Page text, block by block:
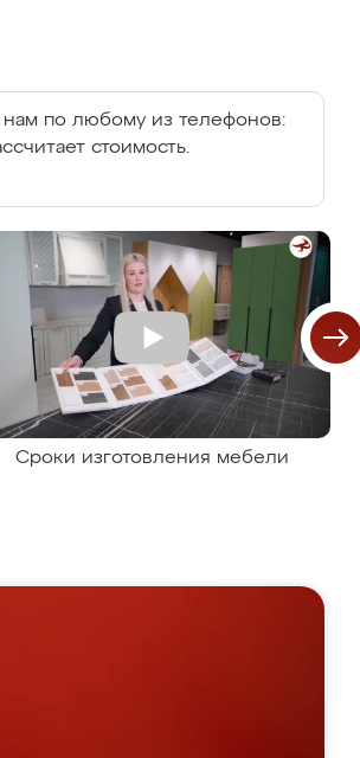
по любому из телефонов:
стоимость.
Сроки изготовления мебели